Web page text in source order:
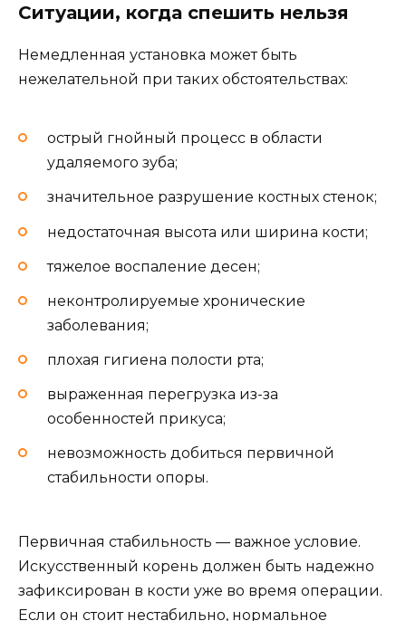
Ситуации, когда спешить нельзя
Немедленная установка может быть
нежелательной при таких обстоятельствах:
острый гнойный процесс в области
удаляемого зуба;
значительное разрушение костных стенок;
недостаточная высота или ширина кости;
тяжелое воспаление десен;
неконтролируемые хронические
заболевания;
плохая гигиена полости рта;
выраженная перегрузка из-за
особенностей прикуса;
невозможность добиться первичной
стабильности опоры.
Первичная стабильность — важное условие.
Искусственный корень должен быть надежно
зафиксирован в кости уже во время операции.
Если он стоит нестабильно, нормальное